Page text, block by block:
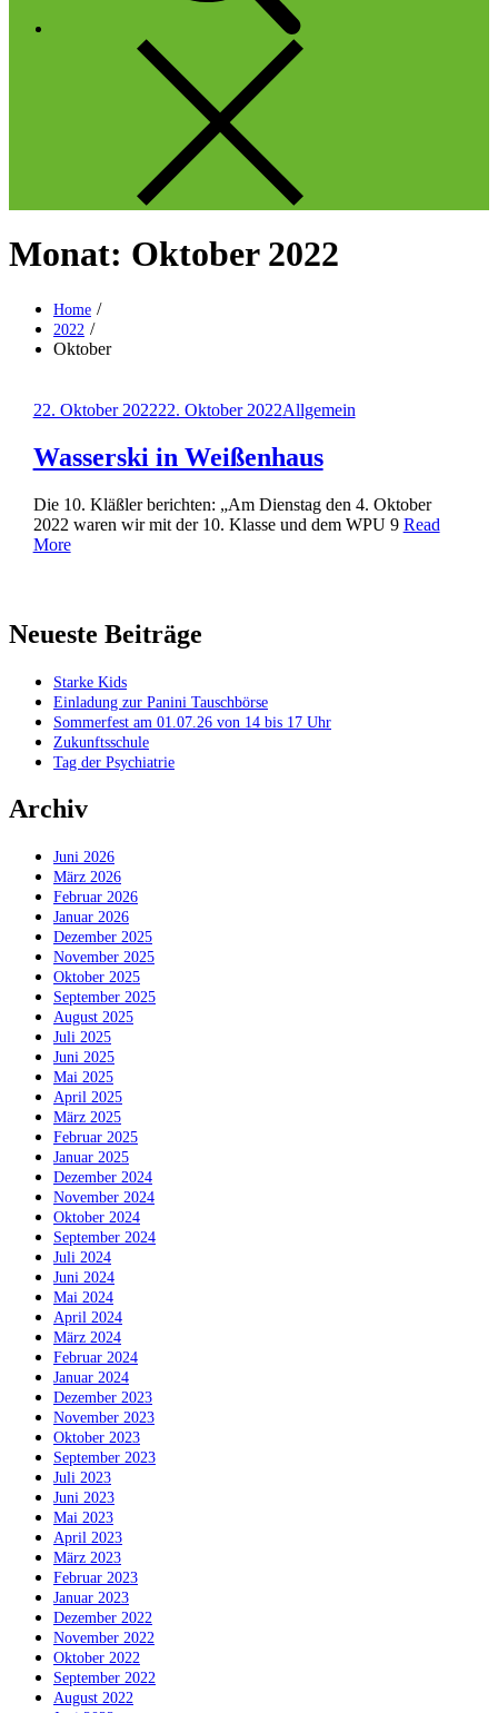
Monat: Oktober 2022
Home
2022
Oktober
Posted
22. Oktober 202222. Oktober 2022Allgemein
Wasserski in Weißenhaus
Die 10. Kläßler berichten: „Am Dienstag den 4. Oktober
2022 waren wir mit der 10. Klasse und dem WPU 9 Read
More
Neueste Beiträge
Starke Kids
Einladung zur Panini Tauschbörse
Sommerfest am 01.07.26 von 14 bis 17 Uhr
Zukunftsschule
Tag der Psychiatrie
Archiv
Juni 2026
März 2026
Februar 2026
Januar 2026
Dezember 2025
November 2025
Oktober 2025
September 2025
August 2025
Juli 2025
Juni 2025
Mai 2025
April 2025
März 2025
Februar 2025
Januar 2025
Dezember 2024
November 2024
Oktober 2024
September 2024
Juli 2024
Juni 2024
Mai 2024
April 2024
März 2024
Februar 2024
Januar 2024
Dezember 2023
November 2023
Oktober 2023
September 2023
Juli 2023
Juni 2023
Mai 2023
April 2023
März 2023
Februar 2023
Januar 2023
Dezember 2022
November 2022
Oktober 2022
September 2022
August 2022